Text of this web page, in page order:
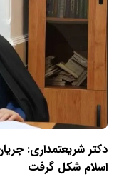
دکتر شریعتمداری:
اسلام شکل گرفت